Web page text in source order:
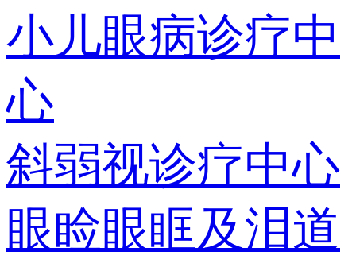
小儿眼病诊疗中
心
斜弱视诊疗中心
眼睑眼眶及泪道